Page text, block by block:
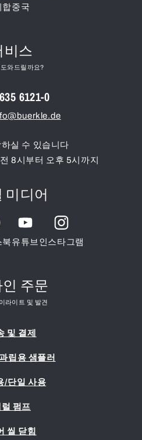
합중국
비스
와드릴까요?
6121-0
실 수 있습니다
8시부터 오후 5시까지
미디어
북유튜브인스타그램
주문
라이트 및 발견
및 결제
립용 샘플러
/단일 사용
럴 펌프
씰 닫힘